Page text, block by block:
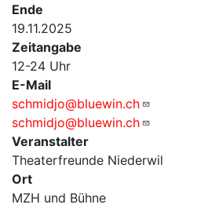
Ende
19.11.2025
Zeitangabe
12-24 Uhr
E-Mail
schmidjo@bluewin.ch
schmidjo@bluewin.ch
Veranstalter
Theaterfreunde Niederwil
Ort
MZH und Bühne